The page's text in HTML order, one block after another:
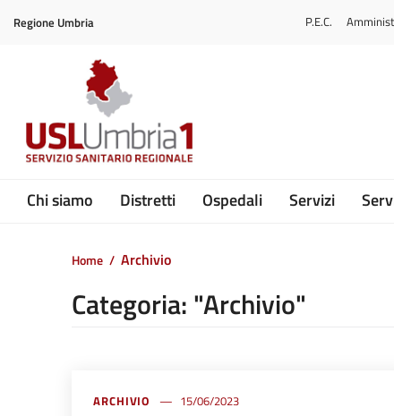
Vai al menu di navigazione
Vai al footer
Regione Umbria P.E.C.
Submenu
Chi siamo Distretti Ospedali Servizi
Home / Archivio
Categoria: "Archivio"
ARCHIVIO 15/06/2023